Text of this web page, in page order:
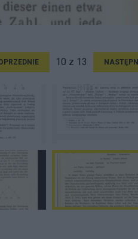
10 z 13